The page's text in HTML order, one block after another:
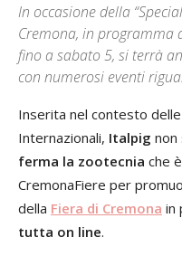
In occasione della
Cremona, in
fino a sabato 5, si terrà
con numerosi eventi
Inserita nel contesto
Internazionali, Italpig non
ferma la zootecnia che
CremonaFiere per
della Fiera di Cremona in
tutta on line.